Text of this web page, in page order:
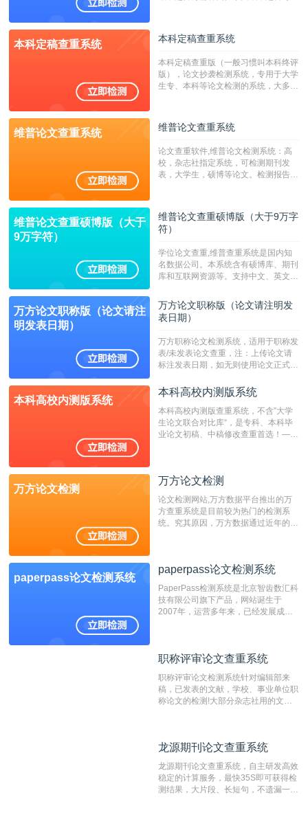
校用来检测硕博论文的系统，检测范围
广，数据来源真实，检测算法合理!本
字符数30万）
本科定稿查重系统 本科定稿查重系统
本科定稿查重版（一般习惯叫本科终评
版），论文抄袭检测系统，专用于大学
生专、本科等论文检测的系统，大多数
维普论文查重系统 维普论文查重系统
论文查重软件,维普论文检测系统：高
校，杂志社指定系统，可检测期刊发
表，大学生，硕博等论文。检测报告支
维普论文查重硕博版（大于
9万字符）
维普论文查重硕博版（大于9万字
符）
学位论文查重,维普查重系统是国内知
名数据公司。本系统含有硕博库、期刊
库和互联网资源等。支持中文、英文、
定院校！！！
万方论文职称版（论文请注
明发表日期）
万方论文职称版（论文请注明发
表日期）
万方职称论文检测系统，适用于职称发
表/未发表论文查重，注：上传论文请
标注发表日期，如无则使用论文正式发
成时间作为发表日期。
本科高校内测版系统
本科高校内测版系统
本科高校内测版查重系统，不含”大学
生论文联合对比库“，是专科、本科毕
业论文初稿、中稿修改查重首选！——
万方论文检测
万方论文检测
论文检测网站,万方数据平台推出的万
方查重系统是目前较为热门的检测系
统。究其原因，万方数据通过近年的发
非。其次，相对于知网而言，万方检测
重的推荐系统。
paperpass论文检测系统
paperpass论文检测系统
PaperPass检测系统是北京智齿数汇科
技有限公司旗下产品，网站诞生于
2007年，运营多年来，已经发展成为
检测速度快、精度高，市场反映良好。
职称评审论文查重系统
职称评审论文检测系统针对编辑部来
稿，已发表的文献，学校、事业单位职
称论文的检测!大部分杂志社用的文献
编辑部检测来稿和已发表的文献,检测
测时注意填写第一作者,才能排除已发
表文献复制比。（限制字符数1万）
龙源期刊论文查重系统
龙源期刊论文查重系统，自主研发高效
稳定的计算服务，最快35S即可获得检
测结果，大片段、长短句，不遗漏一处